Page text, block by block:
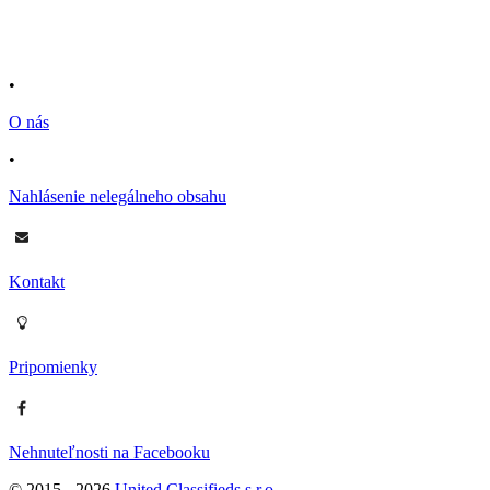
•
O nás
•
Nahlásenie nelegálneho obsahu
Kontakt
Pripomienky
Nehnuteľnosti na Facebooku